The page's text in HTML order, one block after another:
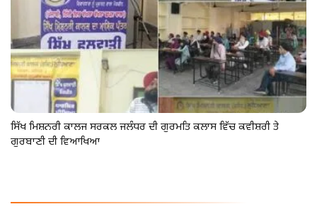
ਸਿੱਖ ਮਿਸ਼ਨਰੀ ਕਾਲਜ ਸਰਕਲ ਜਲੰਧਰ ਦੀ ਗੁਰਮਤਿ ਕਲਾਸ ਵਿੱਚ ਕਵੀਸ਼ਰੀ ਤੇ
ਗੁਰਬਾਣੀ ਦੀ ਵਿਆਖਿਆ